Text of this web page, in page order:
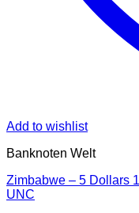
Add to wishlist
Banknoten Welt
Zimbabwe – 5 Dollars
UNC